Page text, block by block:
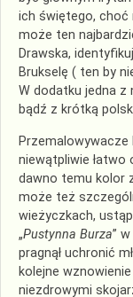
ich świętego,
może ten
Drawska,
Brukselę ( ten by
W dodatku jedna z
bądź z krótką
niewątpliwie łatwo
dawno temu kolor
może też
wieżyczkach,
„Pustynna Burza”
pragnął uchronić
kolejne
niezdrowymi